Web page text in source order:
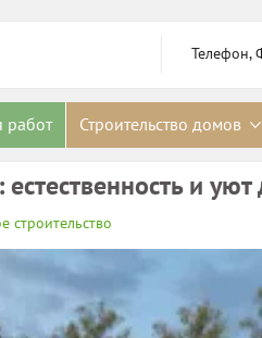
Телефон,
работ Строительство домов
и
строительство